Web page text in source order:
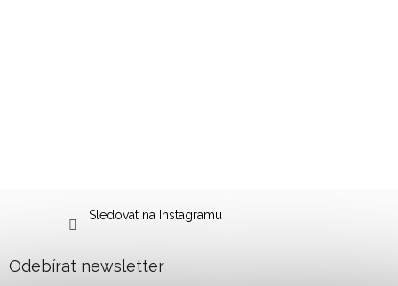
Sledovat na Instagramu
Odebírat newsletter